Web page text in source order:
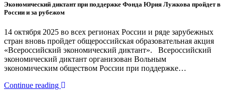
Экономический диктант при поддержке Фонда Юрия Лужкова пройдет в
России и за рубежом
14 октября 2025 во всех регионах России и ряде зарубежных
стран вновь пройдет общероссийская образовательная акция
«Всероссийский экономический диктант». Всероссийский
экономический диктант организован Вольным
экономическим обществом России при поддержке…
Continue reading